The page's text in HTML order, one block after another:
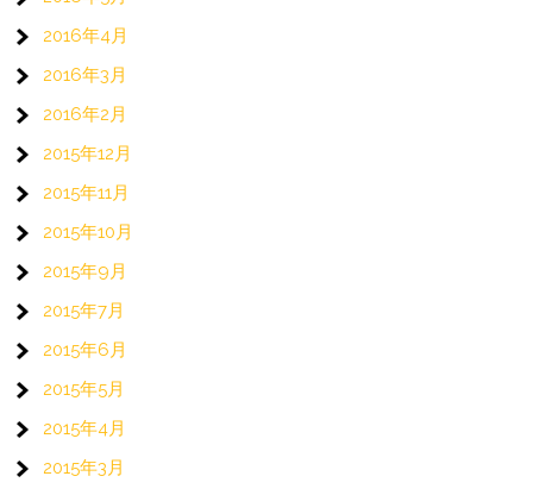
2016年4月
2016年3月
2016年2月
2015年12月
2015年11月
2015年10月
2015年9月
2015年7月
2015年6月
2015年5月
2015年4月
2015年3月